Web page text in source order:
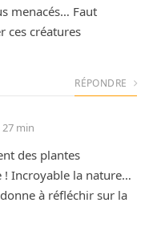
menacés… Faut
ces créatures
RÉPONDRE
27 min
des plantes
! Incroyable la nature…
à réfléchir sur la